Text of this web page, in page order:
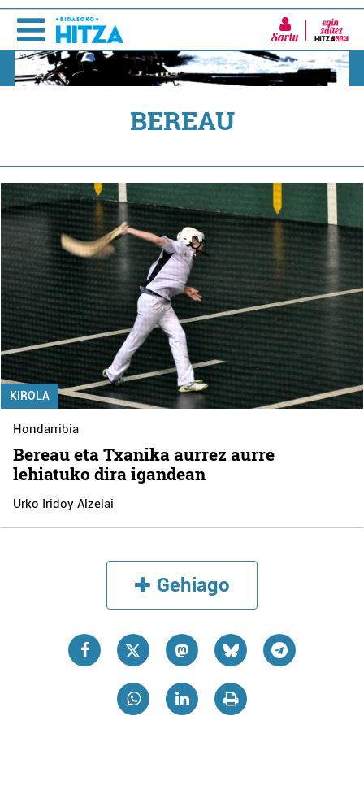
Sartu
BEREAU
KIROLA
Hondarribia
Bereau eta Txanika aurrez aurre
lehiatuko dira igandean
Urko Iridoy Alzelai
Gehiago